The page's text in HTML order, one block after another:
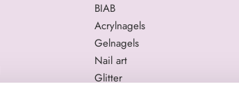
BIAB
Acrylnagels
Gelnagels
Nail art
Glitter